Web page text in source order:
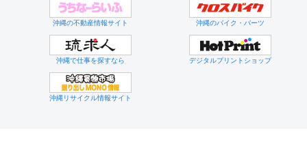
沖縄の不動産情報サイト 沖縄のバイク・パーツ
沖縄で仕事を探すなら デジタルプリントショップ
沖縄リサイクル情報サイト